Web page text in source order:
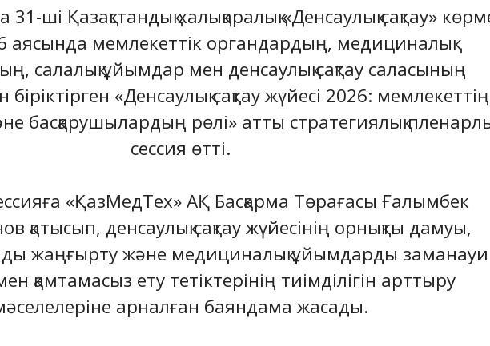
ші Қазақстандық халықаралық «Денсаулық сақтау»
аясында мемлекеттік органдардың, медициналық
салалық ұйымдар мен денсаулық сақтау саласының
«Денсаулық сақтау жүйесі 2026: мемлекеттің
басқарушылардың рөлі» атты стратегиялық
сессия өтті.
«ҚазМедТех» АҚ Басқарма Төрағасы Ғалымбек
қатысып, денсаулық сақтау жүйесінің орнықты дамуы,
жаңғырту және медициналық ұйымдарды заманауи
қамтамасыз ету тетіктерінің тиімділігін арттыру
арналған баяндама жасады.